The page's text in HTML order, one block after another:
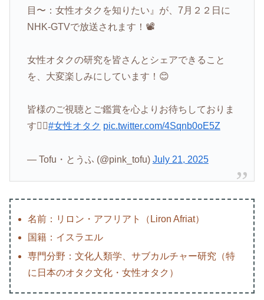
目〜：女性オタクを知りたい』が、7月２２日に
NHK-GTVで放送されます！📽️
女性オタクの研究を皆さんとシェアできること
を、大変楽しみにしています！😊
皆様のご視聴とご鑑賞を心よりお待ちしておりま
す❤️‍🔥#女性オタク pic.twitter.com/4Sqnb0oE5Z
— Tofu・とうふ (@pink_tofu) July 21, 2025
名前：リロン・アフリアト（Liron Afriat）
国籍：イスラエル
専門分野：文化人類学、サブカルチャー研究（特
に日本のオタク文化・女性オタク）